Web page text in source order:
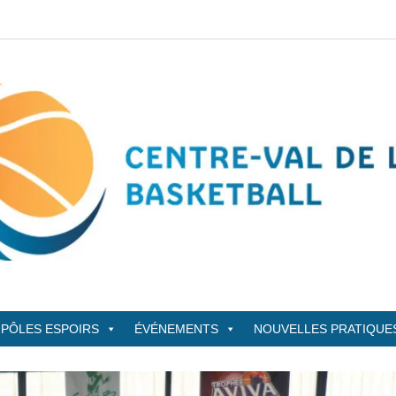
PÔLES ESPOIRS ÉVÉNEMENTS NOUVELLES